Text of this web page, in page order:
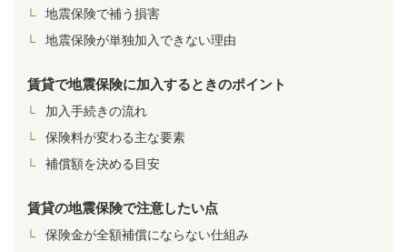
地震保険で補う損害
地震保険が単独加入できない理由
賃貸で地震保険に加入するときのポイント
加入手続きの流れ
保険料が変わる主な要素
補償額を決める目安
賃貸の地震保険で注意したい点
保険金が全額補償にならない仕組み